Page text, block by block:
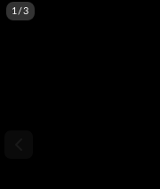
1/3